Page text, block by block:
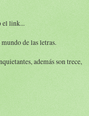
el link...
de las letras.
además son trece,